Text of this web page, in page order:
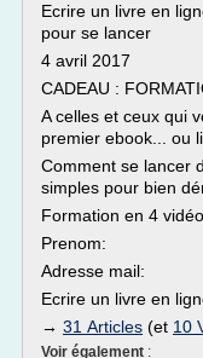
Ecrire un livre en
pour se lancer
4 avril 2017
CADEAU :
A celles et ceux qui
premier ebook... ou
Comment se lancer
simples pour bien
Formation en 4
Prenom:
Adresse mail:
Ecrire un livre en
→ 31 Articles (et 10
Voir également :